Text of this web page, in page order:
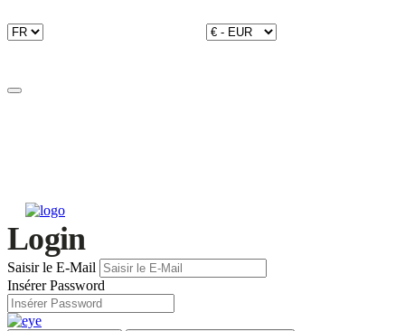
Login
Saisir le E-Mail
Insérer Password